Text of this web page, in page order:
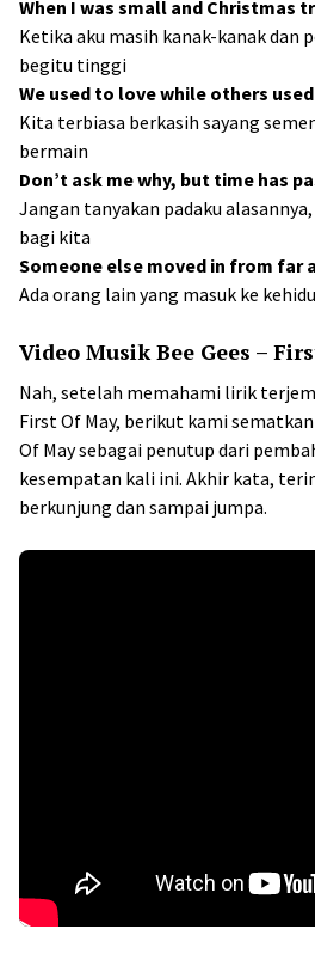
When I was small and Christmas
Ketika aku masih kanak-kanak
begitu tinggi
We used to love while others
Kita terbiasa berkasih sayang
bermain
Don’t ask me why, but time has
Jangan tanyakan padaku
bagi kita
Someone else moved in from far
Ada orang lain yang masuk ke
Video Musik Bee Gees –
Nah, setelah memahami lirik
First Of May, berikut kami
Of May sebagai penutup dari
kesempatan kali ini. Akhir kata,
berkunjung dan sampai jumpa.